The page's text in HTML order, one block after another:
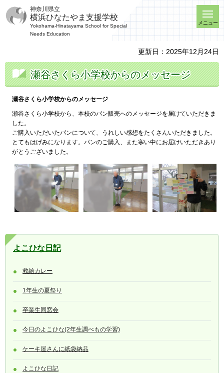
神奈川県立
横浜ひなたやま支援学校
Yokohama-Hinatayama School for Special
Needs Education
メニュー
更新日：2025年12月24日
瀬谷さくら小学校からのメッセージ
瀬谷さくら小学校からのメッセージ
瀬谷さくら小学校から、本校のパン販売へのメッセージを届けていただきま
した。
ご購入いただいたパンについて、うれしい感想をたくさんいただきました。
とてもはげみになります。パンのご購入、また寒い中にお届けいただきあり
がとうございました。
よこひな日記
救給カレー
1年生の夏祭り
卒業生同窓会
今日のよこひな(2年生調べもの学習)
ケーキ屋さんに紙袋納品
よこひな日記